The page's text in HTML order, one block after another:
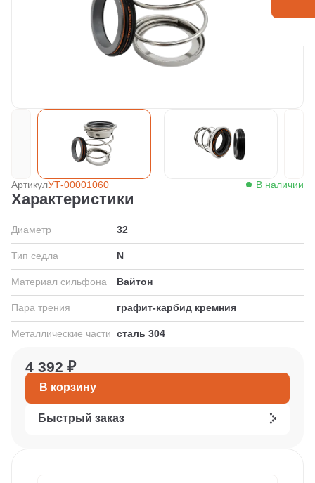
АртикулУТ-00001060 В наличии
Характеристики
Диаметр 32
Тип седла N
Материал сильфона Вайтон
Пара трения графит-карбид кремния
Металлические части сталь 304
4 392 ₽
В корзину
Быстрый заказ